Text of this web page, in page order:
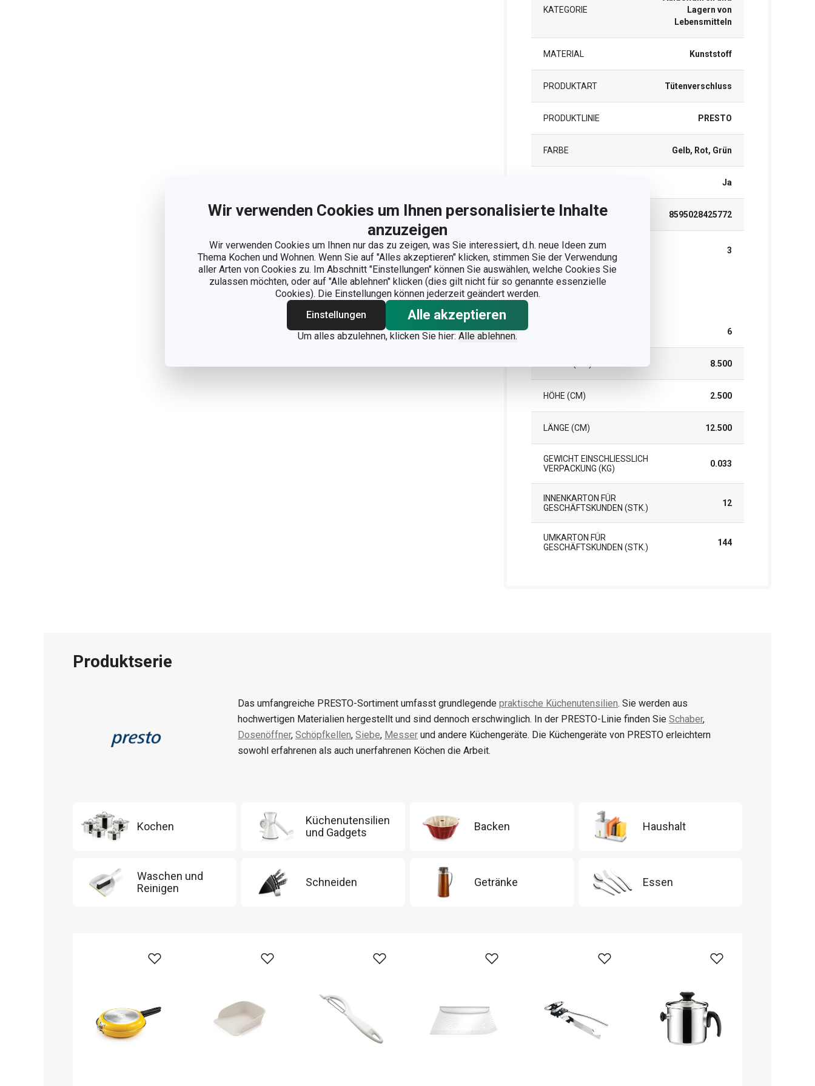
Wir verwenden Cookies um Ihnen personalisierte Inhalte
anzuzeigen
Wir verwenden Cookies um Ihnen nur das zu zeigen, was Sie interessiert, d.h. neue Ideen zum
Thema Kochen und Wohnen. Wenn Sie auf "Alles akzeptieren" klicken, stimmen Sie der Verwendung
aller Arten von Cookies zu. Im Abschnitt "Einstellungen" können Sie auswählen, welche Cookies Sie
zulassen möchten, oder auf "Alle ablehnen" klicken (dies gilt nicht für so genannte essenzielle
Cookies). Die Einstellungen können jederzeit geändert werden.
Einstellungen
Alle akzeptieren
Um alles abzulehnen, klicken Sie hier: Alle ablehnen.
KATEGORIE
Lagern von
Lebensmitteln
MATERIAL Kunststoff
PRODUKTART Tütenverschluss
PRODUKTLINIE PRESTO
FARBE Gelb, Rot, Grün
Ja
EAN 8595028425772
GARANTIE (IN
JAHREN)
3
Verpackung
6
8.500
HÖHE (CM) 2.500
LÄNGE (CM) 12.500
GEWICHT EINSCHLIESSLICH V
ERPACKUNG (KG)
0.033
INNENKARTON FÜR
GESCHÄFTSKUNDEN (STK.)
12
UMKARTON FÜR
GESCHÄFTSKUNDEN (STK.)
144
Produktserie
Das umfangreiche PRESTO-Sortiment umfasst grundlegende praktische Küchenutensilien. Sie werden aus
hochwertigen Materialien hergestellt und sind dennoch erschwinglich. In der PRESTO-Linie finden Sie Schaber,
Dosenöffner, Schöpfkellen, Siebe, Messer und andere Küchengeräte. Die Küchengeräte von PRESTO erleichtern
sowohl erfahrenen als auch unerfahrenen Köchen die Arbeit.
Kochen
Küchenutensilien
und Gadgets
Backen Haushalt
Waschen und
Reinigen
Schneiden Getränke Essen